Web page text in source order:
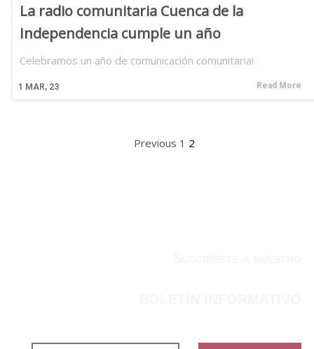
La radio comunitaria Cuenca de la
Independencia cumple un año
1 MAR, 23
Celebramos un año de comunicación comunitaria!
Read More
Previous 1 2